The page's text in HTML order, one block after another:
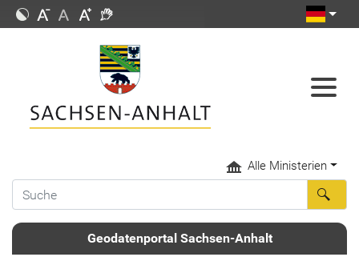
Alle Ministerien
Geodatenportal Sachsen-Anhalt